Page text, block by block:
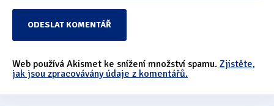
Web používá Akismet ke snížení množství spamu. Zjistěte,
jak jsou zpracovávány údaje z komentářů.